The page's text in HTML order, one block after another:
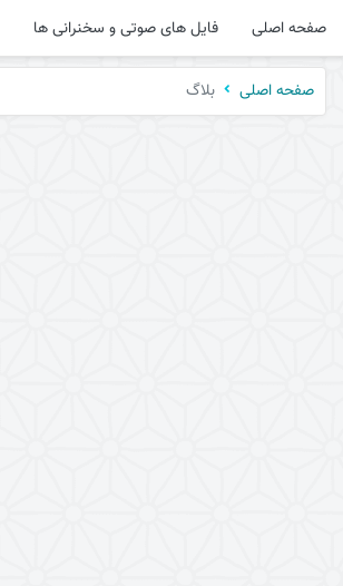
صفحه اصلی فایل های صوتی و سخنرانی ها
صفحه اصلی بلاگ